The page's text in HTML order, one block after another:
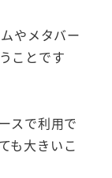
やメタバー
ことです
スで利用で
も大きいこ